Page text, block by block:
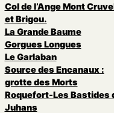
Col de l’Ange Mont
et Brigou.
La Grande Baume
Gorgues Longues
Le Garlaban
Source des Encanaux :
grotte des Morts
Roquefort-Les Bastides
Juhans